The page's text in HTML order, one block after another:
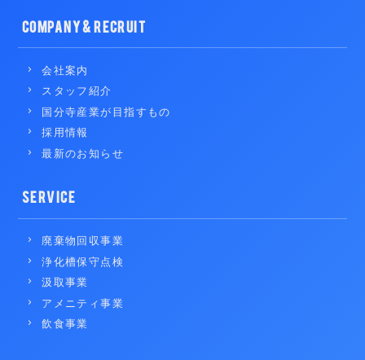
COMPANY & RECRUIT
会社案内
スタッフ紹介
国分寺産業が目指すもの
採用情報
最新のお知らせ
SERVICE
廃棄物回収事業
浄化槽保守点検
汲取事業
アメニティ事業
飲食事業